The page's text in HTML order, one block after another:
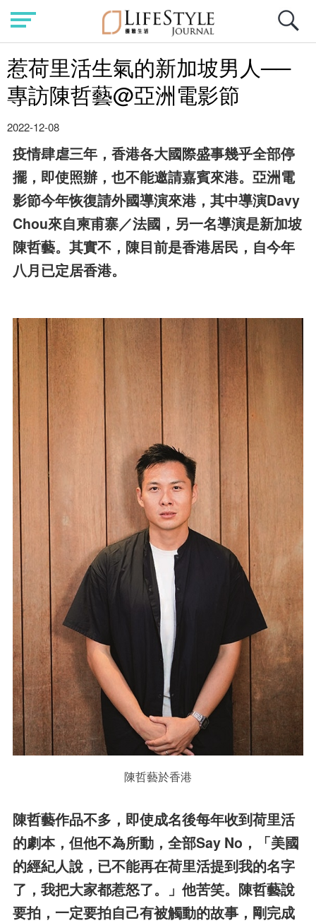
惹荷里活生氣的新加坡男人──
專訪陳哲藝@亞洲電影節
2022-12-08
疫情肆虐三年，香港各大國際盛事幾乎全部停
擺，即使照辦，也不能邀請嘉賓來港。亞洲電
影節今年恢復請外國導演來港，其中導演Davy
Chou來自柬甫寨／法國，另一名導演是新加坡
陳哲藝。其實不，陳目前是香港居民，自今年
八月已定居香港。
陳哲藝於香港
陳哲藝作品不多，即使成名後每年收到荷里活
的劇本，但他不為所動，全部Say No，「美國
的經紀人說，已不能再在荷里活提到我的名字
了，我把大家都惹怒了。」他苦笑。陳哲藝說
要拍，一定要拍自己有被觸動的故事，剛完成